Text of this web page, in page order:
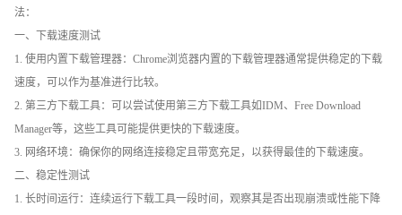
法：
一、下载速度测试
1. 使用内置下载管理器：Chrome浏览器内置的下载管理器通常提供稳定的下载
速度，可以作为基准进行比较。
2. 第三方下载工具：可以尝试使用第三方下载工具如IDM、Free Download
Manager等，这些工具可能提供更快的下载速度。
3. 网络环境：确保你的网络连接稳定且带宽充足，以获得最佳的下载速度。
二、稳定性测试
1. 长时间运行：连续运行下载工具一段时间，观察其是否出现崩溃或性能下降